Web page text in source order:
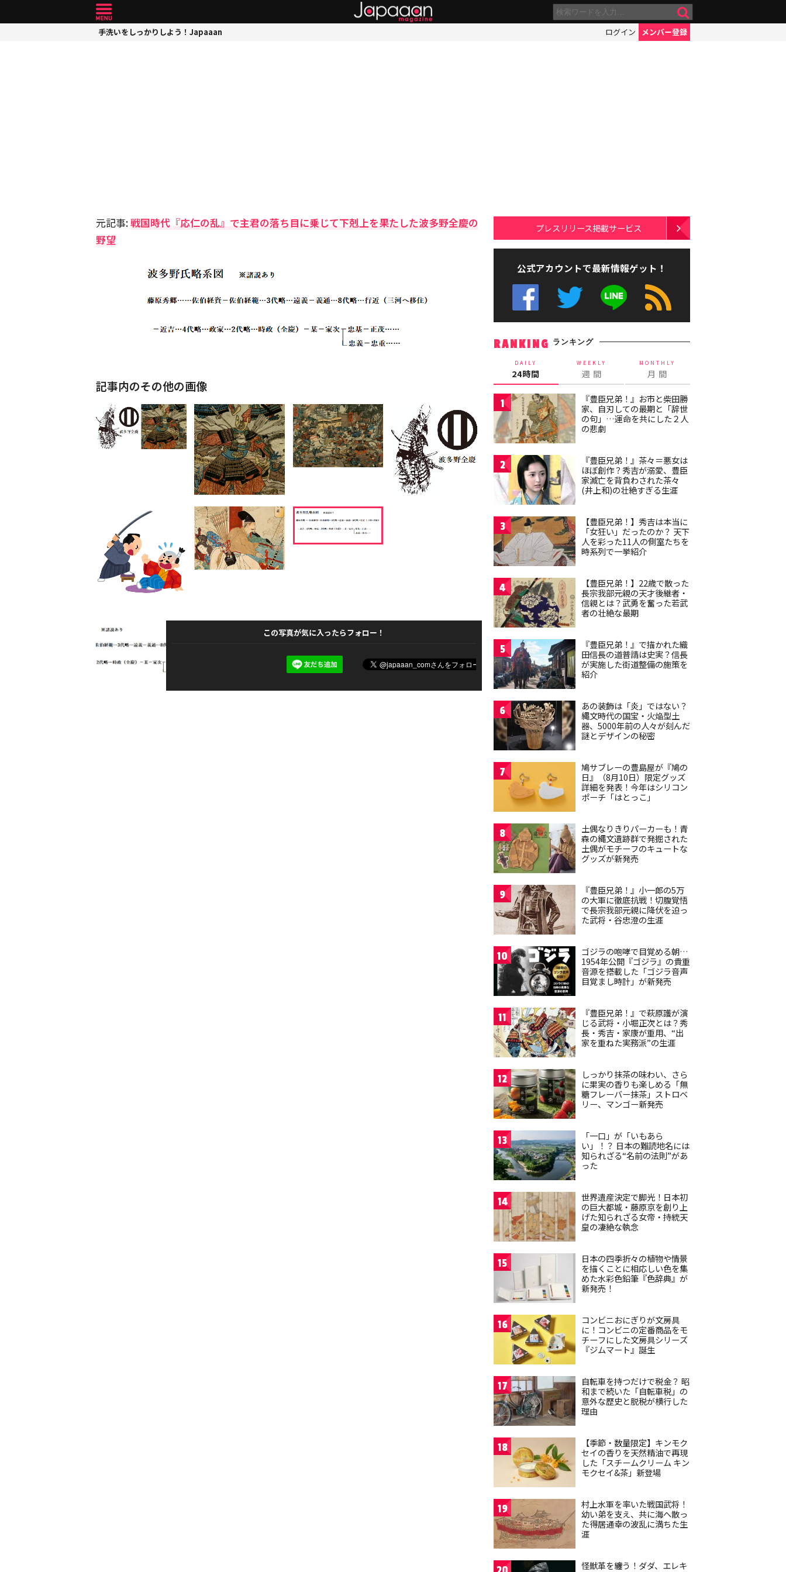
手洗いをしっかりしよう！Japaaan ログイン メンバー登録
元記事:戦国時代『応仁の乱』で主君の落ち目に乗じて下剋上を果たした波多野全慶の
野望
記事内のその他の画像
この写真が気に入ったらフォロー！
プレスリリース掲載サービス
公式アカウントで最新情報ゲット！
RANKING ランキング
DAILY
24時間
WEEKLY
週 間
MONTHLY
月 間
1
『豊臣兄弟！』お市と柴田勝
家、自刃しての最期と「辞世
の句」…運命を共にした２人
の悲劇
2
『豊臣兄弟！』茶々＝悪女は
ほぼ創作？秀吉が溺愛、豊臣
家滅亡を背負わされた茶々
(井上和)の壮絶すぎる生涯
3
【豊臣兄弟！】秀吉は本当に
「女狂い」だったのか？ 天下
人を彩った11人の側室たちを
時系列で一挙紹介
4
【豊臣兄弟！】22歳で散った
長宗我部元親の天才後継者・
信親とは？武勇を奮った若武
者の壮絶な最期
5
『豊臣兄弟！』で描かれた織
田信長の道普請は史実？信長
が実施した街道整備の施策を
紹介
6
あの装飾は「炎」ではない？
縄文時代の国宝・火焔型土
器、5000年前の人々が刻んだ
謎とデザインの秘密
7
鳩サブレーの豊島屋が『鳩の
日』（8月10日）限定グッズ
詳細を発表！今年はシリコン
ポーチ「はとっこ」
8
土偶なりきりパーカーも！青
森の縄文遺跡群で発掘された
土偶がモチーフのキュートな
グッズが新発売
9
『豊臣兄弟！』小一郎の5万
の大軍に徹底抗戦！切腹覚悟
で長宗我部元親に降伏を迫っ
た武将・谷忠澄の生涯
10
ゴジラの咆哮で目覚める朝…
1954年公開『ゴジラ』の貴重
音源を搭載した「ゴジラ音声
目覚まし時計」が新発売
11
『豊臣兄弟！』で萩原護が演
じる武将・小堀正次とは？秀
長・秀吉・家康が重用、“出
家を重ねた実務派”の生涯
12
しっかり抹茶の味わい、さら
に果実の香りも楽しめる「無
糖フレーバー抹茶」ストロベ
リー、マンゴー新発売
13
「一口」が「いもあら
い」！？ 日本の難読地名には
知られざる“名前の法則”があ
った
14
世界遺産決定で脚光！日本初
の巨大都城・藤原京を創り上
げた知られざる女帝・持統天
皇の凄絶な執念
15
日本の四季折々の植物や情景
を描くことに相応しい色を集
めた水彩色鉛筆『色辞典』が
新発売！
16
コンビニおにぎりが文房具
に！コンビニの定番商品をモ
チーフにした文房具シリーズ
『ジムマート』誕生
17
自転車を持つだけで税金？ 昭
和まで続いた「自転車税」の
意外な歴史と脱税が横行した
理由
18
【季節・数量限定】キンモク
セイの香りを天然精油で再現
した「スチームクリーム キン
モクセイ&茶」新登場
19
村上水軍を率いた戦国武将！
幼い弟を支え、共に海へ散っ
た得居通幸の波乱に満ちた生
涯
怪獣革を纏う！ダダ、エレキ